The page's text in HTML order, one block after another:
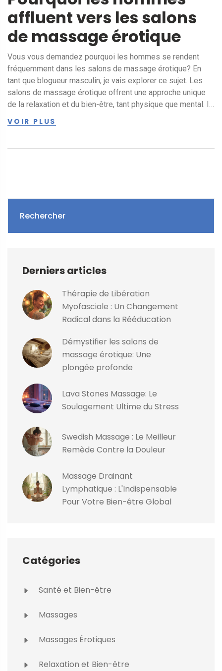
affluent vers les salons
de massage érotique
Vous vous demandez pourquoi les hommes se rendent
fréquemment dans les salons de massage érotique? En
tant que blogueur masculin, je vais explorer ce sujet. Les
salons de massage érotique offrent une approche unique
de la relaxation et du bien-être, tant physique que mental. Il
excitantes et enrichissantes à bien des égards. Soyez prêt
sensuels.
VOIR PLUS
Rechercher
Derniers articles
Thérapie de Libération
Myofasciale : Un Changement
Radical dans la Rééducation
Démystifier les salons de
massage érotique: Une
plongée profonde
Lava Stones Massage: Le
Soulagement Ultime du Stress
Swedish Massage : Le Meilleur
Remède Contre la Douleur
Massage Drainant
Lymphatique : L'Indispensable
Pour Votre Bien-être Global
Catégories
Santé et Bien-être
Massages
Massages Érotiques
Relaxation et Bien-être